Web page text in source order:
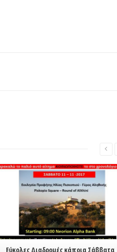
Εύκολες Διαδρομές κάποια Σάββατα